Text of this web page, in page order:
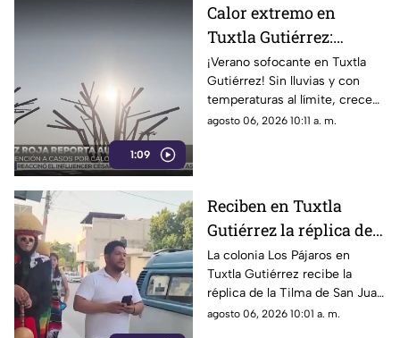
1:09
Calor extremo en
Tuxtla Gutiérrez:
Aumentan las
emergencias por
deshidratación severa
¡Verano sofocante en Tuxtla
Gutiérrez! Sin lluvias y con
temperaturas al límite, crecen
los padecimientos por calor,
agosto 06, 2026 10:11 a. m.
Reciben en Tuxtla
Gutiérrez la réplica de
la Tilma de San Juan
Diego rumbo a los 500
años de las apariciones
guadalupanas
La colonia Los Pájaros en
Tuxtla Gutiérrez recibe la
réplica de la Tilma de San Juan
Diego. Un símbolo de fe y
agosto 06, 2026 10:01 a. m.